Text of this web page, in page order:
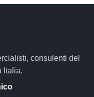
consulenti del
Italia.